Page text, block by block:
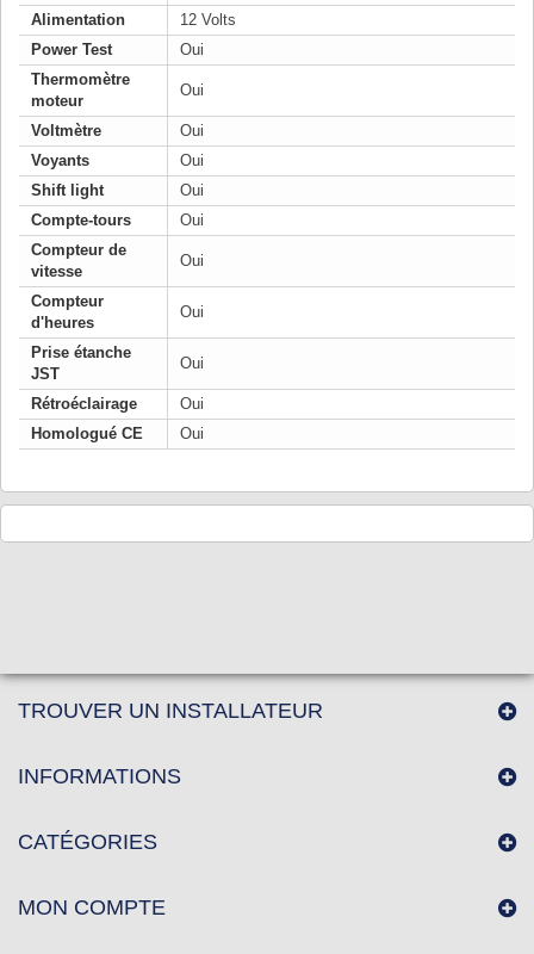
Alimentation
12 Volts
Power Test
Oui
Thermomètre
moteur
Oui
Voltmètre
Oui
Voyants
Oui
Shift light
Oui
Compte-tours
Oui
Compteur de
vitesse
Oui
Compteur
d'heures
Oui
Prise étanche
JST
Oui
Rétroéclairage
Oui
Homologué CE
Oui
TROUVER UN INSTALLATEUR
INFORMATIONS
CATÉGORIES
MON COMPTE